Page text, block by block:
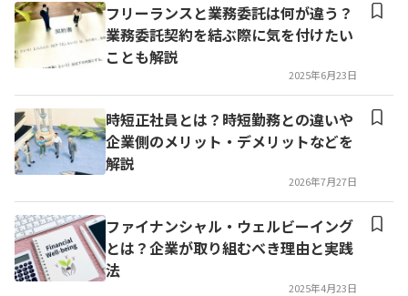
フリーランスと業務委託は何が違う？
業務委託契約を結ぶ際に気を付けたい
ことも解説
2025年6月23日
時短正社員とは？時短勤務との違いや
企業側のメリット・デメリットなどを
解説
2026年7月27日
ファイナンシャル・ウェルビーイング
とは？企業が取り組むべき理由と実践
法
2025年4月23日